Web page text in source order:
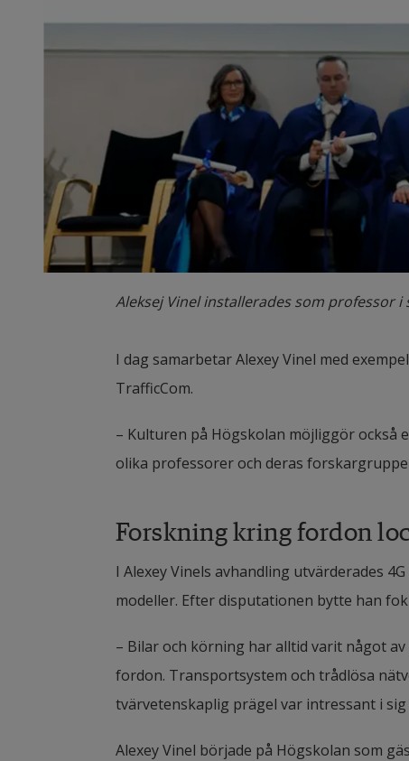
Aleksej Vinel installerades som professor
I dag samarbetar Alexey Vinel med
TrafficCom.
– Kulturen på Högskolan möjliggör också
olika professorer och deras
Forskning kring fordon
I Alexey Vinels avhandling utvärderades
modeller. Efter disputationen bytte han
– Bilar och körning har alltid varit något
fordon. Transportsystem och trådlösa
tvärvetenskaplig prägel var intressant i
Alexey Vinel började på Högskolan som